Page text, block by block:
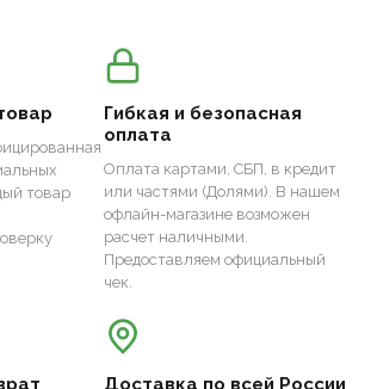
товар
Гибкая и безопасная
оплата
Оплата картами, СБП, в кредит
или частями (Долями). В нашем
офлайн-магазине возможен
расчет наличными.
Предоставляем официальный
чек.
Доставка по всей России